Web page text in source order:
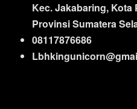
Kec. Jakabaring, Kota
Provinsi Sumatera
08117876686